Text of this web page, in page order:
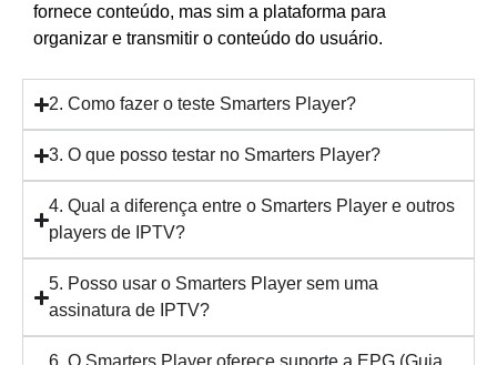
fornece conteúdo, mas sim a plataforma para
organizar e transmitir o conteúdo do usuário.
2. Como fazer o teste Smarters Player?
3. O que posso testar no Smarters Player?
4. Qual a diferença entre o Smarters Player e outros
players de IPTV?
5. Posso usar o Smarters Player sem uma
assinatura de IPTV?